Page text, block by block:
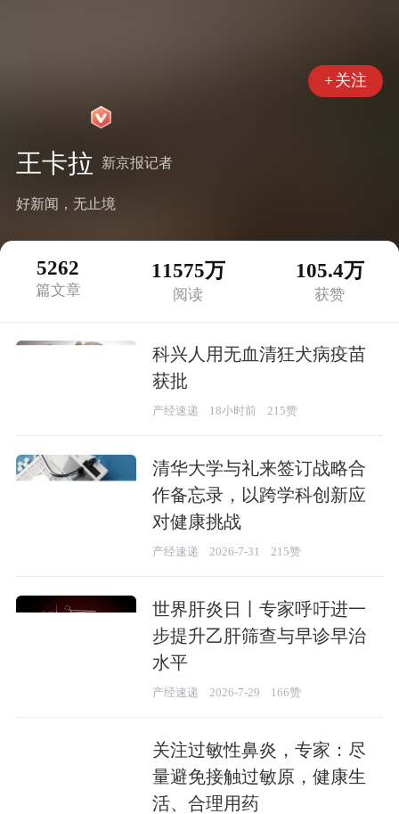
+关注
王卡拉 新京报记者
好新闻，无止境
5262
篇文章
11575万
阅读
105.4万
获赞
科兴人用无血清狂犬病疫苗
获批
产经速递 18小时前 215赞
清华大学与礼来签订战略合
作备忘录，以跨学科创新应
对健康挑战
产经速递 2026-7-31 215赞
世界肝炎日丨专家呼吁进一
步提升乙肝筛查与早诊早治
水平
产经速递 2026-7-29 166赞
关注过敏性鼻炎，专家：尽
量避免接触过敏原，健康生
活、合理用药